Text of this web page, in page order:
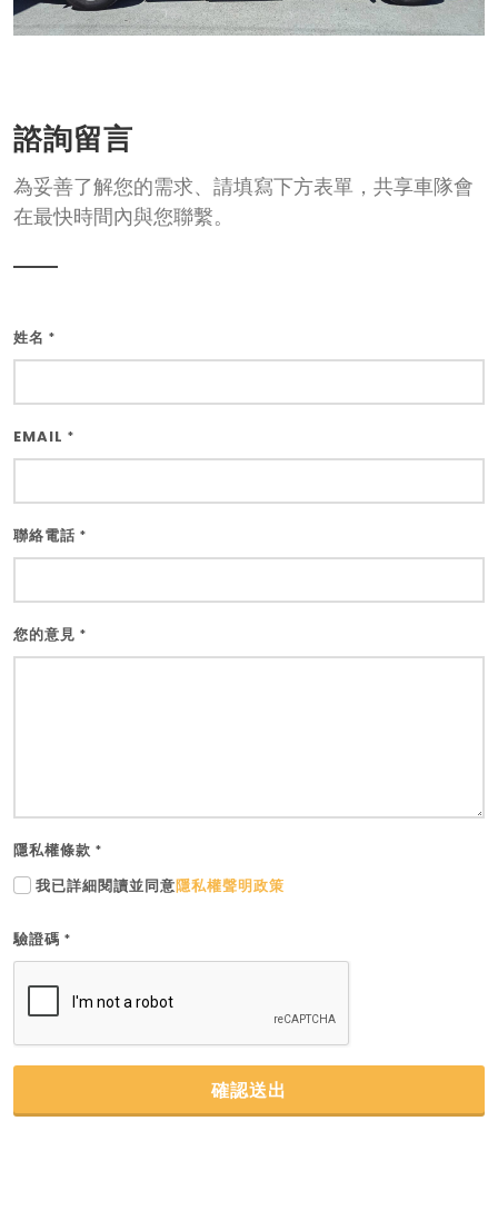
諮詢留言
為妥善了解您的需求、請填寫下方表單，共享車隊會
在最快時間內與您聯繫。
姓名 *
EMAIL *
聯絡電話 *
您的意見 *
隱私權條款 *
我已詳細閱讀並同意隱私權聲明政策
驗證碼 *
確認送出